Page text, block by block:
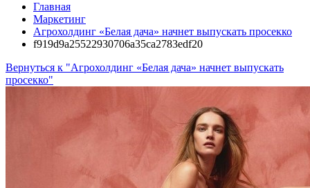
Главная
Маркетинг
Агрохолдинг «Белая дача» начнет выпускать просекко
f919d9a25522930706a35ca2783edf20
Вернуться к "Агрохолдинг «Белая дача» начнет выпускать
просекко"